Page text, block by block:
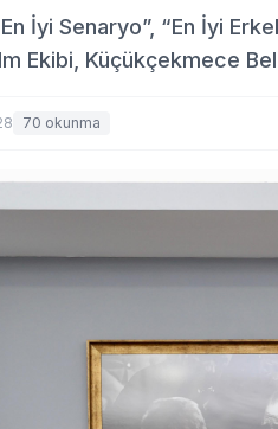
İyi Senaryo”, “En İyi
Ekibi, Küçükçekmece
70 okunma